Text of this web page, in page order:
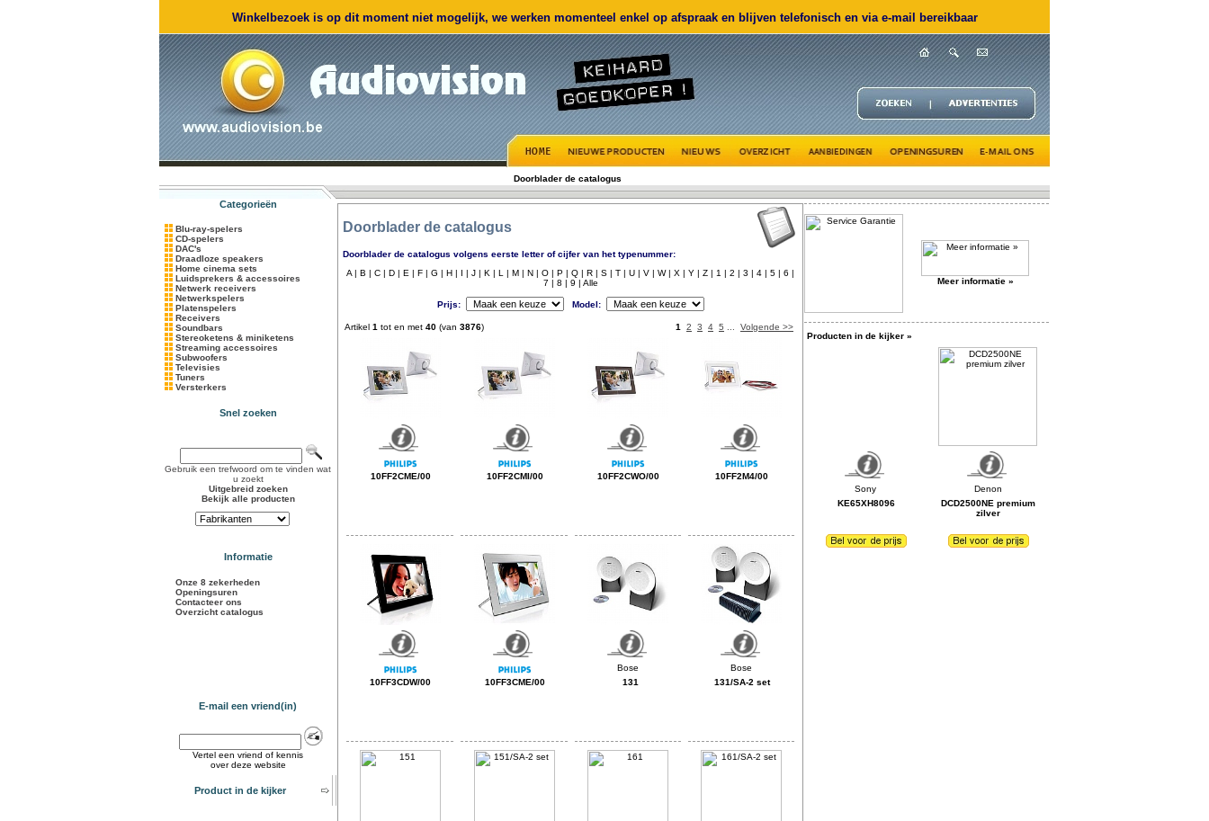
Winkelbezoek is op dit moment niet mogelijk, we werken momenteel enkel op afspraak en blijven telefonisch en via e-mail bereikbaar
Doorblader de catalogus
Categorieën
Blu-ray-spelers
CD-spelers
DAC's
Draadloze speakers
Home cinema sets
Luidsprekers & accessoires
Netwerk receivers
Netwerkspelers
Platenspelers
Receivers
Soundbars
Stereoketens & miniketens
Streaming accessoires
Subwoofers
Televisies
Tuners
Versterkers
Snel zoeken
Gebruik een trefwoord om te vinden wat
u zoekt
Uitgebreid zoeken
Bekijk alle producten
Informatie
Onze 8 zekerheden
Openingsuren
Contacteer ons
Overzicht catalogus
E-mail een vriend(in)
Vertel een vriend of kennis
over deze website
Product in de kijker
Doorblader de catalogus
Doorblader de catalogus volgens eerste letter of cijfer van het typenummer:
A | B | C | D | E | F | G | H | I | J | K | L | M | N | O | P | Q | R | S | T | U | V | W | X | Y | Z | 1 | 2 | 3 | 4 | 5 | 6 |
7 | 8 | 9 | Alle
Prijs: Model:
Artikel 1 tot en met 40 (van 3876) 1 2 3 4 5 Volgende >>
10FF2CME/00 10FF2CMI/00 10FF2CWO/00 10FF2M4/00
10FF3CDW/00 10FF3CME/00 131 131/SA-2 set
Meer informatie »
Producten in de kijker »
KE65XH8096
DCD2500NE premium
zilver